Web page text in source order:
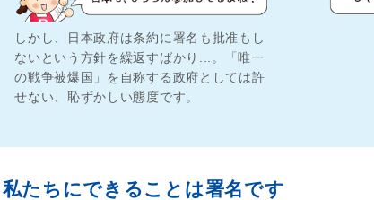
しかし、日本政府は条約に署名も批准もし
ないという方針を繰返すばかり...。「唯一
の戦争被爆国」を自称する政府としては許
せない、恥ずかしい態度です。
私たちにできることは署名です